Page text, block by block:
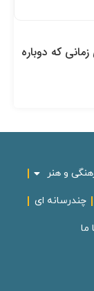
که دوباره
و هنر
ای